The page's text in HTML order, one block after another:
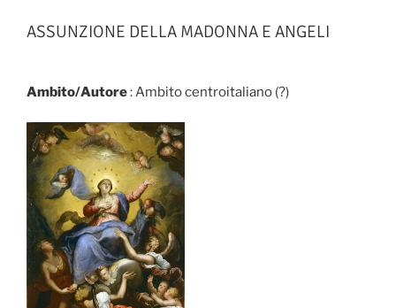
ASSUNZIONE DELLA MADONNA E ANGELI
Ambito/Autore: Ambito centroitaliano (?)